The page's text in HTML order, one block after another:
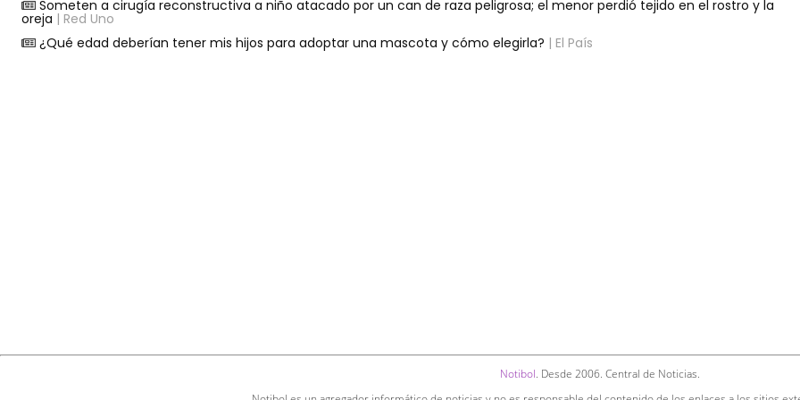
Someten a cirugía reconstructiva a niño atacado por un can de raza peligrosa; el menor perdió tejido en el rostro y la
oreja | Red Uno
¿Qué edad deberían tener mis hijos para adoptar una mascota y cómo elegirla? | El País
Notibol. Desde 2006. Central de Noticias.